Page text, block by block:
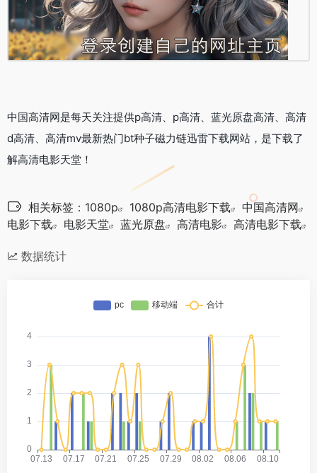
中国高清网是每天关注提供p高清、p高清、蓝光原盘高清、高清
d高清、高清mv最新热门bt种子磁力链迅雷下载网站，是下载了
解高清电影天堂！
相关标签： 1080p 1080p高清电影下载
中国高清网
电影下载
电影天堂 蓝光原盘 高清电影 高清电影下载
数据统计